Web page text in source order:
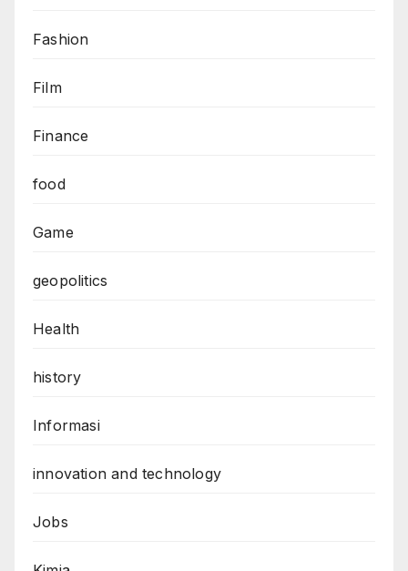
Fashion
Film
Finance
food
Game
geopolitics
Health
history
Informasi
innovation and technology
Jobs